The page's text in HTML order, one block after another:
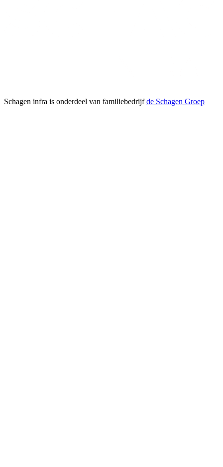
Schagen infra is onderdeel van familiebedrijfde Schagen Groep